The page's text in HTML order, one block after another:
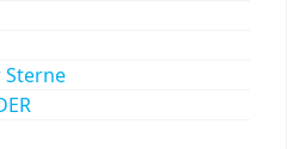
Sterne